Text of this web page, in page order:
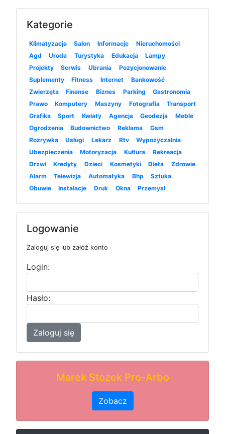
Kategorie
Klimatyzacja Salon Informacje
Nieruchomości
Agd
Uroda Turystyka Edukacja
Lampy
Projekty
Serwis Ubrania
Pozycjonowanie
Suplementy
Fitness Internet
Bankowość
Zwierzęta
Finanse Biznes Parking
Gastronomia
Prawo
Komputery Maszyny Fotografia
Transport
Grafika
Sport Kwiaty Agencja Geodezja
Meble
Ogrodzenia
Budownictwo Reklama
Gsm
Rozrywka
Usługi Lekarz Rtv
Wypożyczalnia
Ubezpieczenia
Motoryzacja Kultura
Rekreacja
Drzwi
Kredyty Dzieci Kosmetyki Dieta
Zdrowie
Alarm
Telewizja Automatyka Bhp
Sztuka
Obuwie
Instalacje Druk Okna Przemysł
Logowanie
Zaloguj się lub załóż konto
Login:
Hasło:
Zaloguj się
Marek Stożek Pro-Arbo
Zobacz